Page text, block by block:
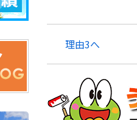
理由3へ